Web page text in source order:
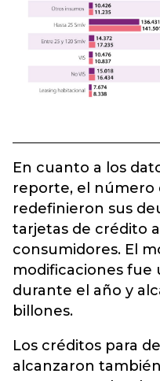
En cuanto a los
reporte, el número
redefinieron sus
tarjetas de crédito
consumidores. El
modificaciones fue
durante el año y
billones.
Los créditos para
alcanzaron